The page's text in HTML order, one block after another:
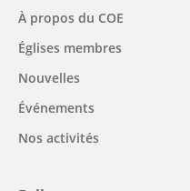
Main
navigation
À propos du COE
Églises membres
Nouvelles
Événements
Nos activités